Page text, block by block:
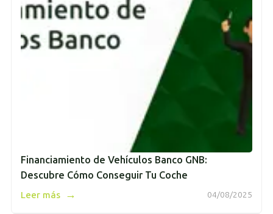
Financiamiento de Vehículos Banco GNB:
Descubre Cómo Conseguir Tu Coche
04/08/2025
Leer más →